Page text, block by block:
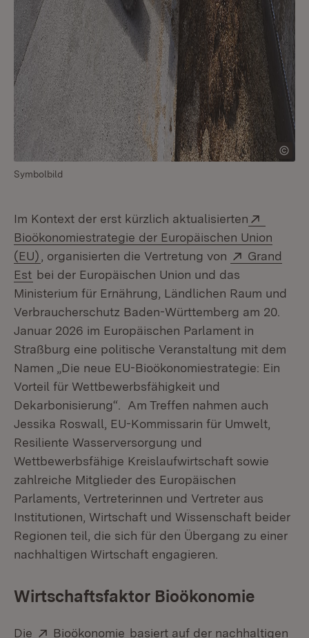
Symbolbild
Im Kontext der erst kürzlich aktualisierten
Bioökonomiestrategie der Europäischen Union
(EU) (Öffnet in neuem Fenster)
, organisierten die Vertretung von Extern:
Grand
Est (Öffnet in neuem Fenster)
bei der Europäischen Union und das
Ministerium für Ernährung, Ländlichen Raum und
Verbraucherschutz Baden-Württemberg am 20.
Januar 2026 im Europäischen Parlament in
Straßburg eine politische Veranstaltung mit dem
Namen „Die neue EU-Bioökonomiestrategie: Ein
Vorteil für Wettbewerbsfähigkeit und
Dekarbonisierung“. Am Treffen nahmen auch
Jessika Roswall, EU-Kommissarin für Umwelt,
Resiliente Wasserversorgung und
Wettbewerbsfähige Kreislaufwirtschaft sowie
zahlreiche Mitglieder des Europäischen
Parlaments, Vertreterinnen und Vertreter aus
Institutionen, Wirtschaft und Wissenschaft beider
Regionen teil, die sich für den Übergang zu einer
nachhaltigen Wirtschaft engagieren.
Wirtschaftsfaktor Bioökonomie
Die Extern:
Bioökonomie (Öffnet in neuem Fenster)
basiert auf der nachhaltigen